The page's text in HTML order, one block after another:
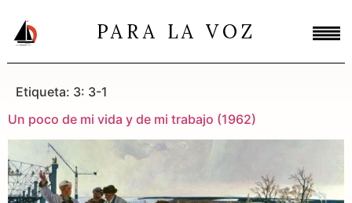
PARA LA VOZ
Etiqueta: 3: 3-1
Un poco de mi vida y de mi trabajo (1962)